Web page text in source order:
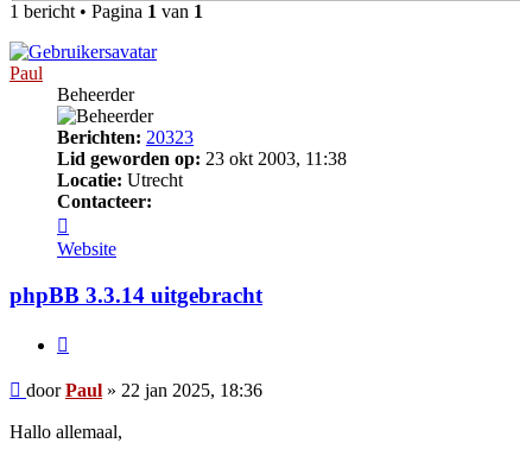
1 bericht • Pagina 1 van 1
Paul
Beheerder
Berichten: 20323
Lid geworden op: 23 okt 2003, 11:38
Locatie: Utrecht
Contacteer:
Paul
Website
phpBB 3.3.14 uitgebracht
Bericht
doorPaul » 22 jan 2025, 18:36
Hallo allemaal,